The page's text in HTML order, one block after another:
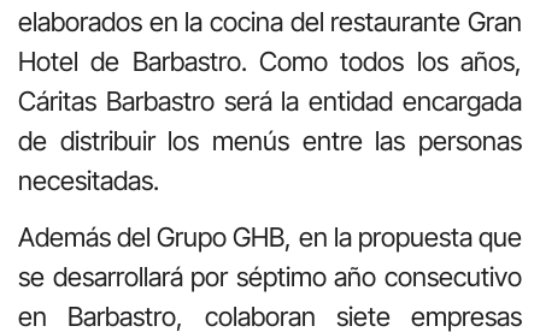
elaborados en la cocina del restaurante Gran
Hotel de Barbastro. Como todos los años,
Cáritas Barbastro será la entidad encargada
de distribuir los menús entre las personas
necesitadas.
Además del Grupo GHB, en la propuesta que
se desarrollará por séptimo año consecutivo
en Barbastro, colaboran siete empresas